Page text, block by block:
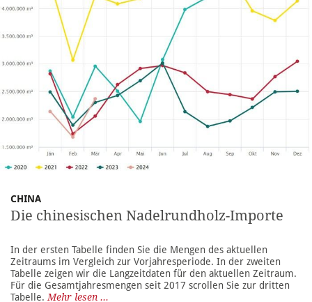
CHINA
Die chinesischen Nadelrundholz-Importe
In der ersten Tabelle finden Sie die Mengen des aktuellen
Zeitraums im Vergleich zur Vorjahresperiode. In der zweiten
Tabelle zeigen wir die Langzeitdaten für den aktuellen Zeitraum.
Für die Gesamtjahresmengen seit 2017 scrollen Sie zur dritten
Tabelle. Mehr lesen ...